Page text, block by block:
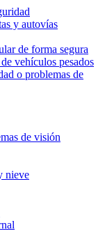
y autovías
de forma segura
vehículos pesados
o problemas de
de visión
nieve